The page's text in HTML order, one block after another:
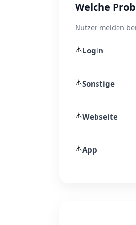
Welche
Nutzer melden
⚠️Login
⚠️Sonstige
⚠️Webseite
⚠️App